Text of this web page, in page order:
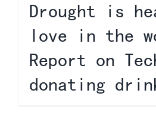
Drought is
love in the
Report on
donating